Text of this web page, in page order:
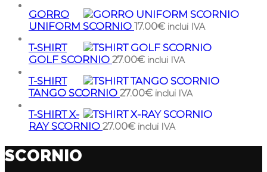
GORRO
UNIFORM SCORNIO 17.00€ inclui IVA
T-SHIRT
GOLF SCORNIO 27.00€ inclui IVA
T-SHIRT
TANGO SCORNIO 27.00€ inclui IVA
T-SHIRT X-
RAY SCORNIO 27.00€ inclui IVA
SCORNIO